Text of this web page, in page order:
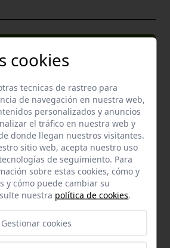
cookies
tecnicas de rastreo para
de navegación en nuestra web,
personalizados y anuncios
el tráfico en nuestra web y
donde llegan nuestros visitantes.
sitio web, acepta nuestro uso
de seguimiento. Para
sobre estas cookies, cómo y
y cómo puede cambiar su
nuestra política de cookies.
Gestionar cookies